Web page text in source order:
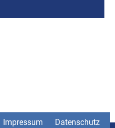
Impressum Datenschutz